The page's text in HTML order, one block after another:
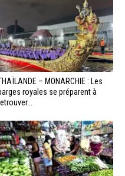
– MONARCHIE : Les
royales se préparent à